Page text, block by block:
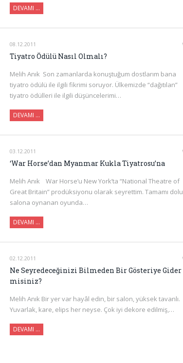
DEVAMI …
08.12.2011
Tiyatro Ödülü Nasıl Olmalı?
Melih Anık Son zamanlarda konuştuğum dostlarım bana
tiyatro ödülü ile ilgili fikrimi soruyor. Ülkemizde “dağıtılan”
tiyatro ödülleri ile ilgili düşüncelerimi…
DEVAMI …
03.12.2011
‘War Horse’dan Myanmar Kukla Tiyatrosu’na
Melih Anık War Horse’u New York’ta “National Theatre of
Great Britain” prodüksiyonu olarak seyrettim. Tamamı dolu
salona oynanan oyunda…
DEVAMI …
02.12.2011
Ne Seyredeceğinizi Bilmeden Bir Gösteriye Gider
misiniz?
Melih Anık Bir yer var hayâl edin, bir salon, yüksek tavanlı.
Yuvarlak, kare, elips her neyse. Çok iyi dekore edilmiş,…
DEVAMI …